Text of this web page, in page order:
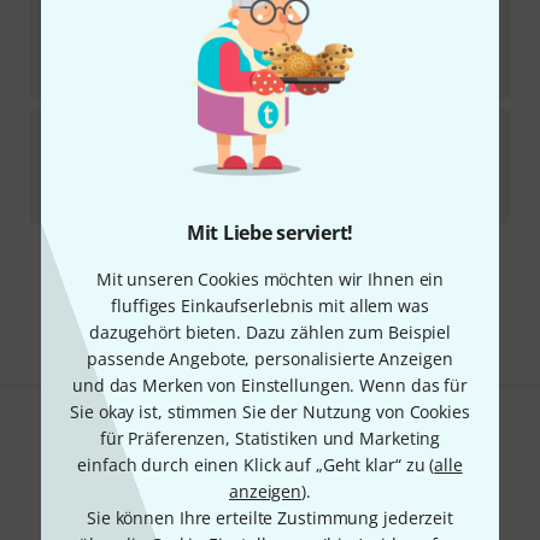
Mit Liebe serviert!
Mit unseren Cookies möchten wir Ihnen ein
fluffiges Einkaufserlebnis mit allem was
dazugehört bieten. Dazu zählen zum Beispiel
passende Angebote, personalisierte Anzeigen
und das Merken von Einstellungen. Wenn das für
Sie okay ist, stimmen Sie der Nutzung von Cookies
für Präferenzen, Statistiken und Marketing
einfach durch einen Klick auf „Geht klar“ zu (alle
anzeigen).
Sie können Ihre erteilte Zustimmung jederzeit
Sofort lieferbar
€
MPE3BK Percussion Bloc B-Stock
Sofort lieferbar
Kostenloser Versand ab 29 €
Alle Preise inkl. MwSt.
Gefällt Ihnen, was Sie sehen?
Hilfe & Feedback